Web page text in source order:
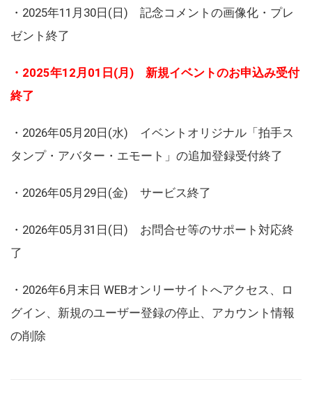
・2025年11月30日(日) 記念コメントの画像化・プレ
ゼント終了
・2025年12月01日(月) 新規イベントのお申込み受付
終了
・2026年05月20日(水) イベントオリジナル「拍手ス
タンプ・アバター・エモート」の追加登録受付終了
・2026年05月29日(金) サービス終了
・2026年05月31日(日) お問合せ等のサポート対応終
了
・2026年6月末日 WEBオンリーサイトへアクセス、ロ
グイン、新規のユーザー登録の停止、アカウント情報
の削除